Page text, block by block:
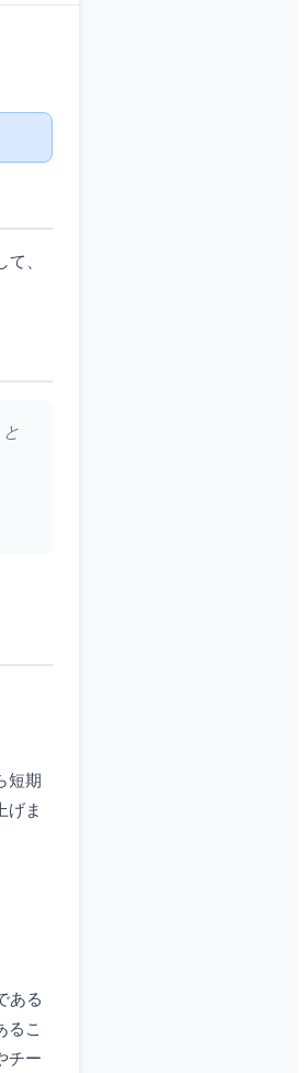
、
短期
げま
ある
るこ
チー